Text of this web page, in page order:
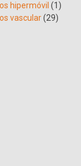
hipermóvil (1)
vascular(29)